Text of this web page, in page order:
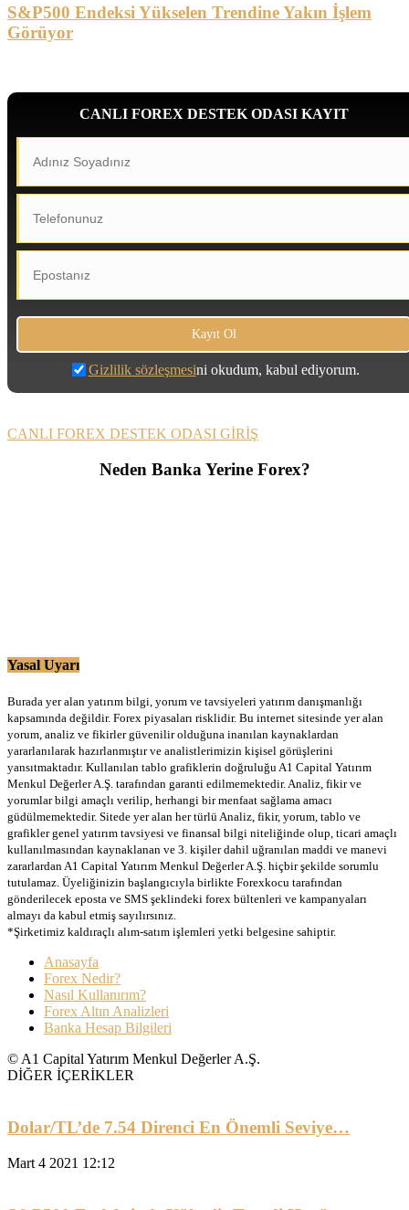
S&P500 Endeksi Yükselen Trendine Yakın İşlem
Görüyor
CANLI FOREX DESTEK ODASI KAYIT
Gizlilik sözleşmesini okudum, kabul ediyorum.
CANLI FOREX DESTEK ODASI GİRİŞ
Neden Banka Yerine Forex?
Yasal Uyarı
Burada yer alan yatırım bilgi, yorum ve tavsiyeleri yatırım danışmanlığı
kapsamında değildir. Forex piyasaları risklidir. Bu internet sitesinde yer alan
yorum, analiz ve fikirler güvenilir olduğuna inanılan kaynaklardan
yararlanılarak hazırlanmıştır ve analistlerimizin kişisel görüşlerini
yansıtmaktadır. Kullanılan tablo grafiklerin doğruluğu A1 Capital Yatırım
Menkul Değerler A.Ş. tarafından garanti edilmemektedir. Analiz, fikir ve
yorumlar bilgi amaçlı verilip, herhangi bir menfaat sağlama amacı
güdülmemektedir. Sitede yer alan her türlü Analiz, fikir, yorum, tablo ve
grafikler genel yatırım tavsiyesi ve finansal bilgi niteliğinde olup, ticari amaçlı
kullanılmasından kaynaklanan ve 3. kişiler dahil uğranılan maddi ve manevi
zararlardan A1 Capital Yatırım Menkul Değerler A.Ş. hiçbir şekilde sorumlu
tutulamaz. Üyeliğinizin başlangıcıyla birlikte Forexkocu tarafından
gönderilecek eposta ve SMS şeklindeki forex bültenleri ve kampanyaları
almayı da kabul etmiş sayılırsınız.
*Şirketimiz kaldıraçlı alım-satım işlemleri yetki belgesine sahiptir.
Anasayfa
Forex Nedir?
Nasıl Kullanırım?
Forex Altın Analizleri
Banka Hesap Bilgileri
© A1 Capital Yatırım Menkul Değerler A.Ş.
DİĞER İÇERİKLER
Dolar/TL’de 7.54 Direnci En Önemli Seviye…
Mart 4 2021 12:12